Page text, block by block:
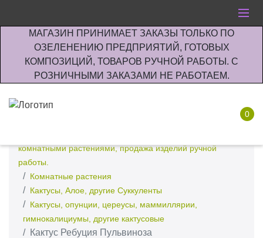
МАГАЗИН ПРИНИМАЕТ ЗАКАЗЫ ТОЛЬКО ПО
ОЗЕЛЕНЕНИЮ ПРЕДПРИЯТИЙ, ГОТОВЫХ
КОМПОЗИЦИЙ, ТОВАРОВ РУЧНОЙ РАБОТЫ. С
РОЗНИЧНЫМИ ЗАКАЗАМИ НЕ РАБОТАЕМ.
0
комнатными растениями, продажа изделий ручной
работы.
Комнатные растения
Кактусы, Алое, другие Суккуленты
Кактусы, опунции, цереусы, маммиллярии,
гимнокалициумы, другие кактусовые
Кактус Ребуция Пульвиноза